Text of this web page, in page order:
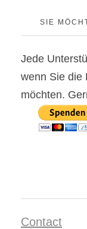
SIE
Jede
wenn Sie die
möchten.
Contact